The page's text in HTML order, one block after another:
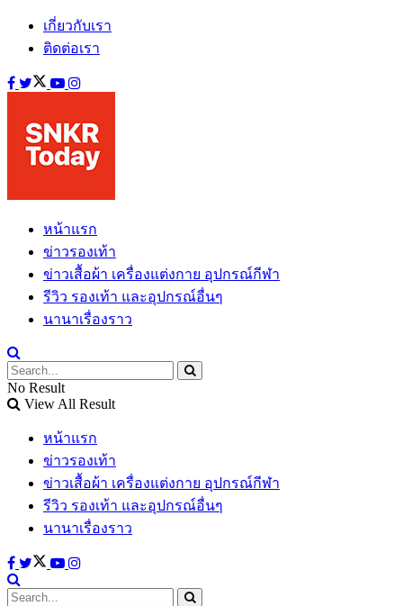
เกี่ยวกับเรา
ติดต่อเรา
หน้าแรก
ข่าวรองเท้า
ข่าวเสื้อผ้า เครื่องแต่งกาย อุปกรณ์กีฬา
รีวิว รองเท้า และอุปกรณ์อื่นๆ
นานาเรื่องราว
No Result
View All Result
หน้าแรก
ข่าวรองเท้า
ข่าวเสื้อผ้า เครื่องแต่งกาย อุปกรณ์กีฬา
รีวิว รองเท้า และอุปกรณ์อื่นๆ
นานาเรื่องราว